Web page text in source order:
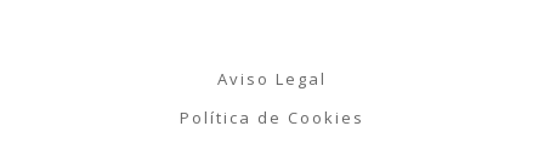
Aviso Legal
Política de Cookies